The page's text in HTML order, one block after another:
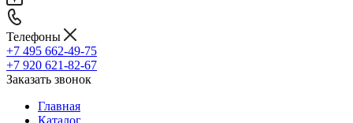
Телефоны
+7 495 662-49-75
+7 920 621-82-67
Заказать звонок
Главная
Каталог